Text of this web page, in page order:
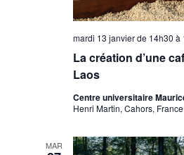
La création d’une
Laos
mardi 13 janvier de 14h30 à
Centre universitaire
Henri Martin, Cahors, France
MAR